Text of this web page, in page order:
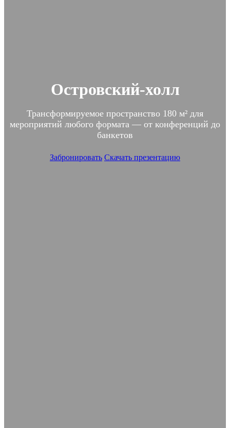
Островский-холл
Трансформируемое пространство 180 м² для
мероприятий любого формата — от конференций до
банкетов
Забронировать Скачать презентацию